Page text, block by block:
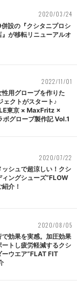
2020/03/24
設の『クシタニプロシ
』が移転リニューアルオ
2022/11/01
用グローブを作りた
ェクトがスタート♪
東京 × MaxFritz ×
ボグローブ製作記 Vol.1
2020/07/22
シュで超涼しい！クシ
ィングシューズ“FLOW
介！
2020/08/05
で効果を実感。加圧効果
トし疲労軽減するクシ
ーウエア“FLAT FIT